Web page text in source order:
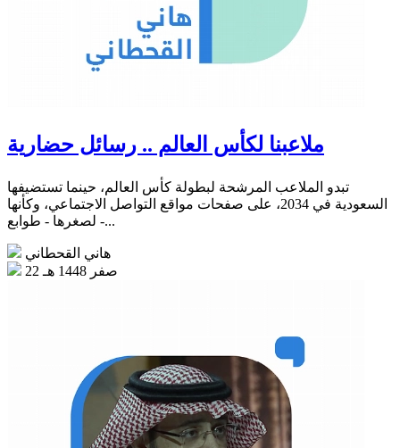
ملاعبنا لكأس العالم .. رسائل حضارية
تبدو الملاعب المرشحة لبطولة كأس العالم، حينما تستضيفها
السعودية في 2034، على صفحات مواقع التواصل الاجتماعي، وكأنها
- لصغرها - طوابع...
هاني القحطاني
22 صفر 1448 هـ